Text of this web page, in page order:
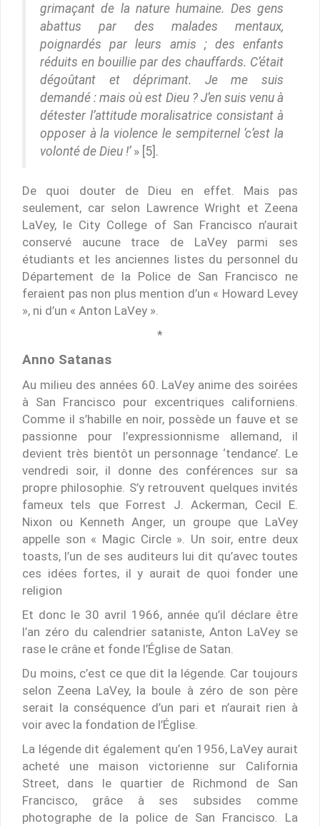
grimaçant de la nature humaine. Des gens
abattus par des malades mentaux,
poignardés par leurs amis ; des enfants
réduits en bouillie par des chauffards. C’était
dégoûtant et déprimant. Je me suis
demandé : mais où est Dieu ? J’en suis venu à
détester l’attitude moralisatrice consistant à
opposer à la violence le sempiternel ‘c’est la
volonté de Dieu !’» [5].
De quoi douter de Dieu en effet. Mais pas
seulement, car selon Lawrence Wright et Zeena
LaVey, le City College of San Francisco n’aurait
conservé aucune trace de LaVey parmi ses
étudiants et les anciennes listes du personnel du
Département de la Police de San Francisco ne
feraient pas non plus mention d’un « Howard Levey
», ni d’un « Anton LaVey ».
*
Anno Satanas
Au milieu des années 60. LaVey anime des soirées
à San Francisco pour excentriques californiens.
Comme il s’habille en noir, possède un fauve et se
passionne pour l’expressionnisme allemand, il
devient très bientôt un personnage ‘tendance’. Le
vendredi soir, il donne des conférences sur sa
propre philosophie. S’y retrouvent quelques invités
fameux tels que Forrest J. Ackerman, Cecil E.
Nixon ou Kenneth Anger, un groupe que LaVey
appelle son « Magic Circle ». Un soir, entre deux
toasts, l’un de ses auditeurs lui dit qu’avec toutes
ces idées fortes, il y aurait de quoi fonder une
religion
Et donc le 30 avril 1966, année qu’il déclare être
l’an zéro du calendrier sataniste, Anton LaVey se
rase le crâne et fonde l’Église de Satan.
Du moins, c’est ce que dit la légende. Car toujours
selon Zeena LaVey, la boule à zéro de son père
serait la conséquence d’un pari et n’aurait rien à
voir avec la fondation de l’Église.
La légende dit également qu’en 1956, LaVey aurait
acheté une maison victorienne sur California
Street, dans le quartier de Richmond de San
Francisco, grâce à ses subsides comme
photographe de la police de San Francisco. La